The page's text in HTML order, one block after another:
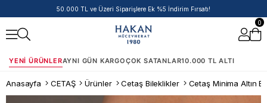
14 Ayar Ürünlerde Havale/EFT İndirimi
0
YENI ÜRÜNLERAYNI GÜN KARGOÇOK SATANLAR10.000 TL ALTI
Anasayfa CETAŞ Ürünler Cetaş Bileklikler Cetaş Minima Altın